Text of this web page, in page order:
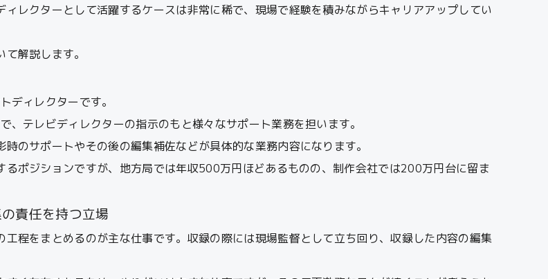
レクターとして活躍するケースは非常に稀で、現場で経験を積みながらキャリアアップしてい
解説します。
ディレクターです。
テレビディレクターの指示のもと様々なサポート業務を担います。
のサポートやその後の編集補佐などが具体的な業務内容になります。
ポジションですが、地方局では年収500万円ほどあるものの、制作会社では200万円台に留ま
責任を持つ立場
程をまとめるのが主な仕事です。収録の際には現場監督として立ち回り、収録した内容の編集